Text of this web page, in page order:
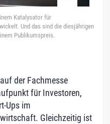
Katalysator für
Und das sind die diesjährigen
Publikumspreis.
der Fachmesse
für Investoren,
Ups im
Gleichzeitig ist